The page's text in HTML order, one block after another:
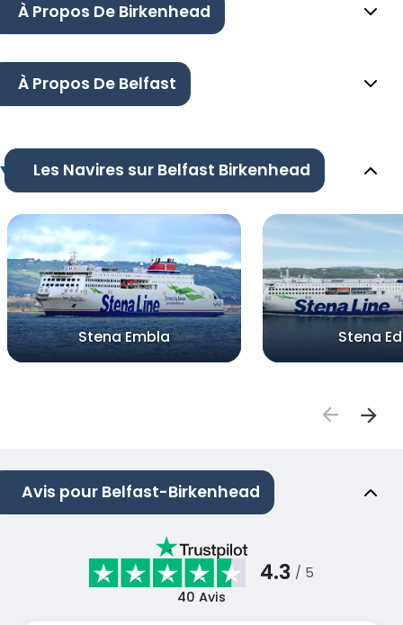
À Propos De Birkenhead
À Propos De Belfast
Les Navires sur Belfast Birkenhead
Stena Embla Stena
Avis pour Belfast-Birkenhead
4.3 / 5
40 Avis